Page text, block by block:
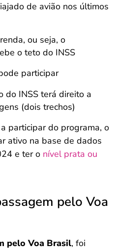
de avião nos últimos
ou seja, o
o teto do INSS
participar
do INSS terá direito a
(dois trechos)
participar do programa, o
ativo na base de dados
e ter o nível prata ou
pelo Voa
pelo Voa Brasil, foi